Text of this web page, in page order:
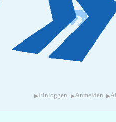
▸ Einloggen ▸Anmelden ▸